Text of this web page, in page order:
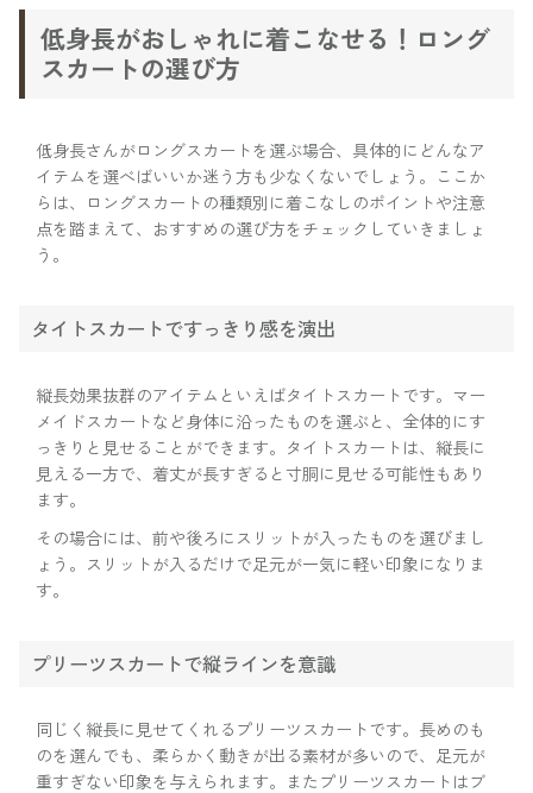
低身長がおしゃれに着こなせる！ロング
スカートの選び方
低身長さんがロングスカートを選ぶ場合、具体的にどんなア
イテムを選べばいいか迷う方も少なくないでしょう。ここか
らは、ロングスカートの種類別に着こなしのポイントや注意
点を踏まえて、おすすめの選び方をチェックしていきましょ
う。
タイトスカートですっきり感を演出
縦長効果抜群のアイテムといえばタイトスカートです。マー
メイドスカートなど身体に沿ったものを選ぶと、全体的にす
っきりと見せることができます。タイトスカートは、縦長に
見える一方で、着丈が長すぎると寸胴に見せる可能性もあり
ます。
その場合には、前や後ろにスリットが入ったものを選びまし
ょう。スリットが入るだけで足元が一気に軽い印象になりま
す。
プリーツスカートで縦ラインを意識
同じく縦長に見せてくれるプリーツスカートです。長めのも
のを選んでも、柔らかく動きが出る素材が多いので、足元が
重すぎない印象を与えられます。またプリーツスカートはブ